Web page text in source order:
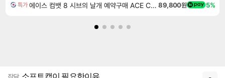
특가 에이스 컴뱃 8 시브의 날개 예약구매 ACE COMBAT 8 WINGS OF THEVE 89,800원 5%
잡담 소프트캡이 필요한이유